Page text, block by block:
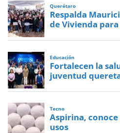
Querétaro
Respalda
de Vivienda
Educación
Fortalecen la
juventud
Tecno
Aspirina,
usos